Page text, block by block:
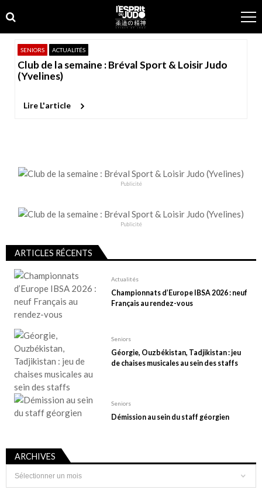
to
navigation
to
content
SENIORS ACTUALITÉS
Club de la semaine : Bréval Sport & Loisir Judo
(Yvelines)
Lire L'article
Publicité
Publicité
ARTICLES RÉCENTS
Actualités
Championnats d’Europe IBSA 2026 : neuf
Français au rendez-vous
Seniors
Géorgie, Ouzbékistan, Tadjikistan : jeu
de chaises musicales au sein des staffs
Seniors
Démission au sein du staff géorgien
ARCHIVES
Archives